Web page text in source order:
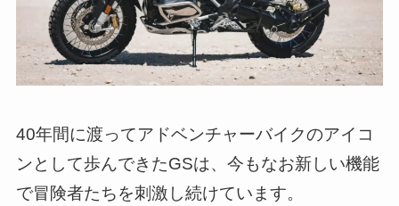
40年間に渡ってアドベンチャーバイクのアイコ
ンとして歩んできたGSは、今もなお新しい機能
で冒険者たちを刺激し続けています。